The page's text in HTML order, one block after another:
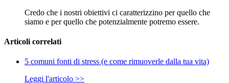
Credo che i nostri obiettivi ci caratterizzino per quello che
siamo e per quello che potenzialmente potremo essere.
Articoli correlati
5 comuni fonti di stress (e come rimuoverle dalla tua vita)
Leggi l'articolo >>